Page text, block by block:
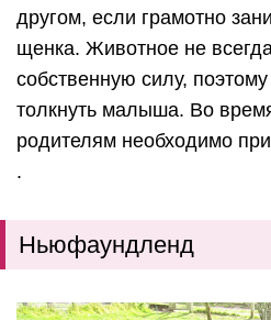
другом, если грамотно
щенка. Животное не
собственную силу,
толкнуть малыша. Во
родителям необходимо
.
Ньюфаундленд